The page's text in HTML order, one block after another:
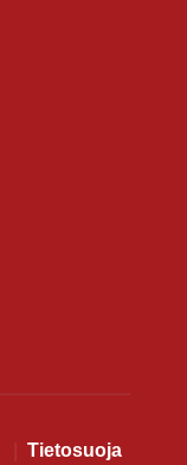
Tietosuoja